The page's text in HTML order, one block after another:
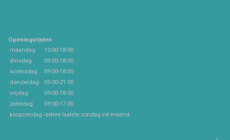
Openingstijden
maandag
13:00-18:00
dinsdag
09:00-18:00
woensdag
09:00-18:00
donderdag
09:00-21:00
vrijdag
09:00-18:00
zaterdag
09:00-17:00
koopzondag iedere laatste zondag vd maand